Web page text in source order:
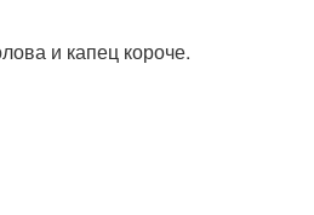
и капец короче.